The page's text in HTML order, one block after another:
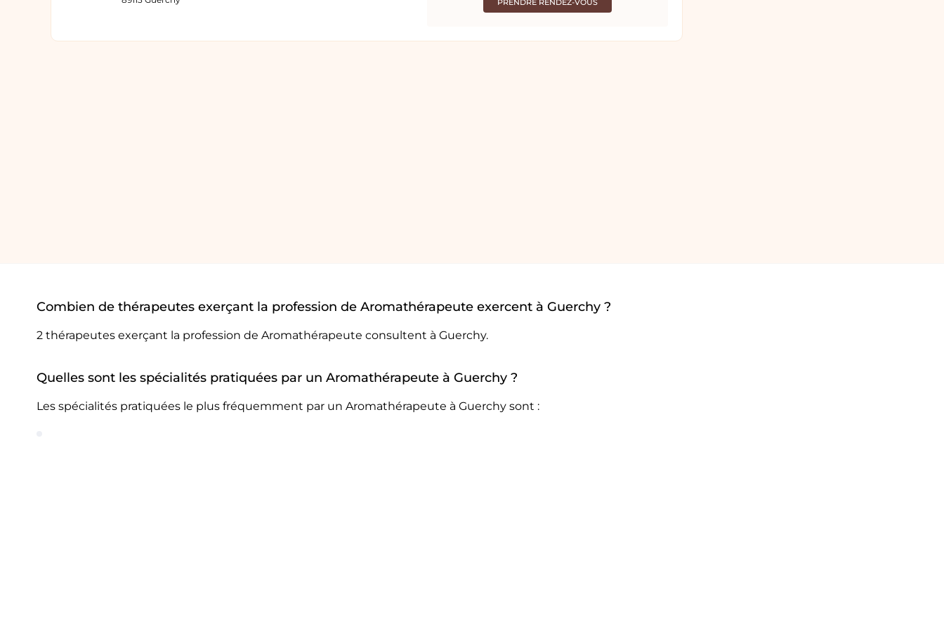
PRENDRE RENDEZ-VOUS
Combien de thérapeutes exerçant la profession de Aromathérapeute exercent à Guerchy ?
2 thérapeutes exerçant la profession de Aromathérapeute consultent à Guerchy.
Quelles sont les spécialités pratiquées par un Aromathérapeute à Guerchy ?
Les spécialités pratiquées le plus fréquemment par un Aromathérapeute à Guerchy sont :